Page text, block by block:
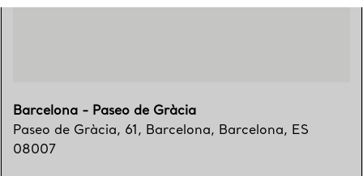
Barcelona - Paseo de Gràcia
Paseo de Gràcia, 61, Barcelona, Barcelona, ES
08007